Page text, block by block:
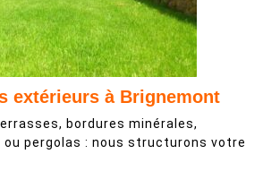
extérieurs à Brignemont
bordures minérales,
pergolas : nous structurons votre